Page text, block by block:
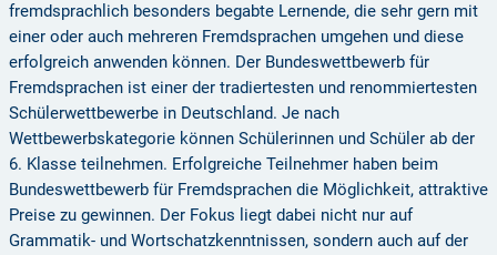
fremdsprachlich besonders begabte Lernende, die sehr gern mit
einer oder auch mehreren Fremdsprachen umgehen und diese
erfolgreich anwenden können. Der Bundeswettbewerb für
Fremdsprachen ist einer der tradiertesten und renommiertesten
Schülerwettbewerbe in Deutschland. Je nach
Wettbewerbskategorie können Schülerinnen und Schüler ab der
6. Klasse teilnehmen. Erfolgreiche Teilnehmer haben beim
Bundeswettbewerb für Fremdsprachen die Möglichkeit, attraktive
Preise zu gewinnen. Der Fokus liegt dabei nicht nur auf
Grammatik- und Wortschatzkenntnissen, sondern auch auf der